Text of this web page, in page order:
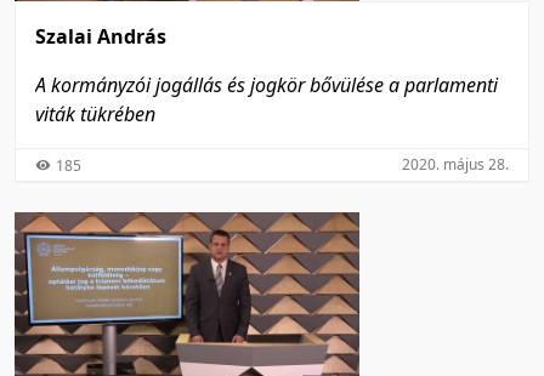
Szalai András
A kormányzói jogállás és jogkör bővülése a parlamenti
viták tükrében
185 2020. május 28.